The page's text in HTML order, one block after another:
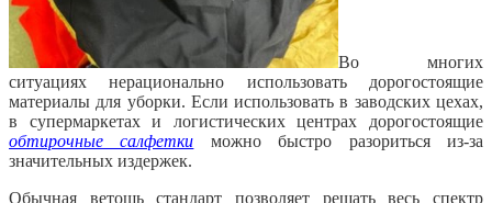
Во многих
ситуациях нерационально использовать дорогостоящие
материалы для уборки. Если использовать в заводских цехах,
в супермаркетах и логистических центрах дорогостоящие
обтирочные салфетки можно быстро разориться из-за
значительных издержек.
Обычная ветошь стандарт позволяет решать весь спектр